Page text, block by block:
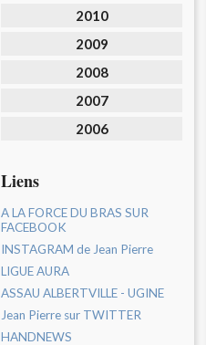
2010
2009
2008
2007
2006
Liens
A LA FORCE DU BRAS SUR
FACEBOOK
INSTAGRAM de Jean Pierre
LIGUE AURA
ASSAU ALBERTVILLE - UGINE
Jean Pierre sur TWITTER
HANDNEWS